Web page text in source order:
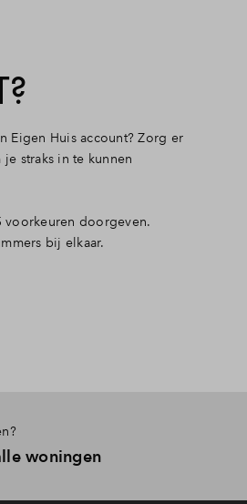
Eigen Huis account? Zorg er
straks in te kunnen
voorkeuren doorgeven.
bij elkaar.
woningen